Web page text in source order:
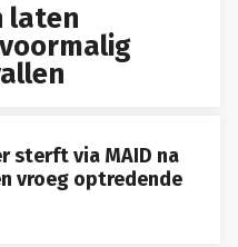
laten
sterft via MAID na
vroeg optredende